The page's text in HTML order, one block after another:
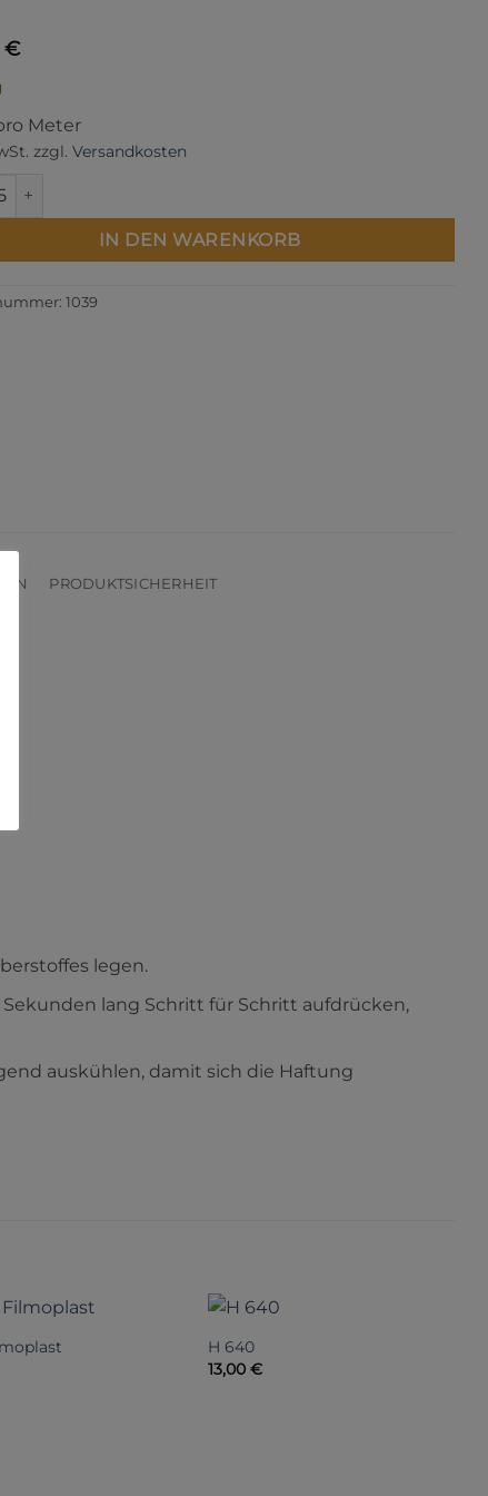
€
Meter
zzgl. Versandkosten
IN DEN WARENKORB
1039
PRODUKTSICHERHEIT
legen.
lang Schritt für Schritt aufdrücken,
auskühlen, damit sich die Haftung
H 640
13,00€